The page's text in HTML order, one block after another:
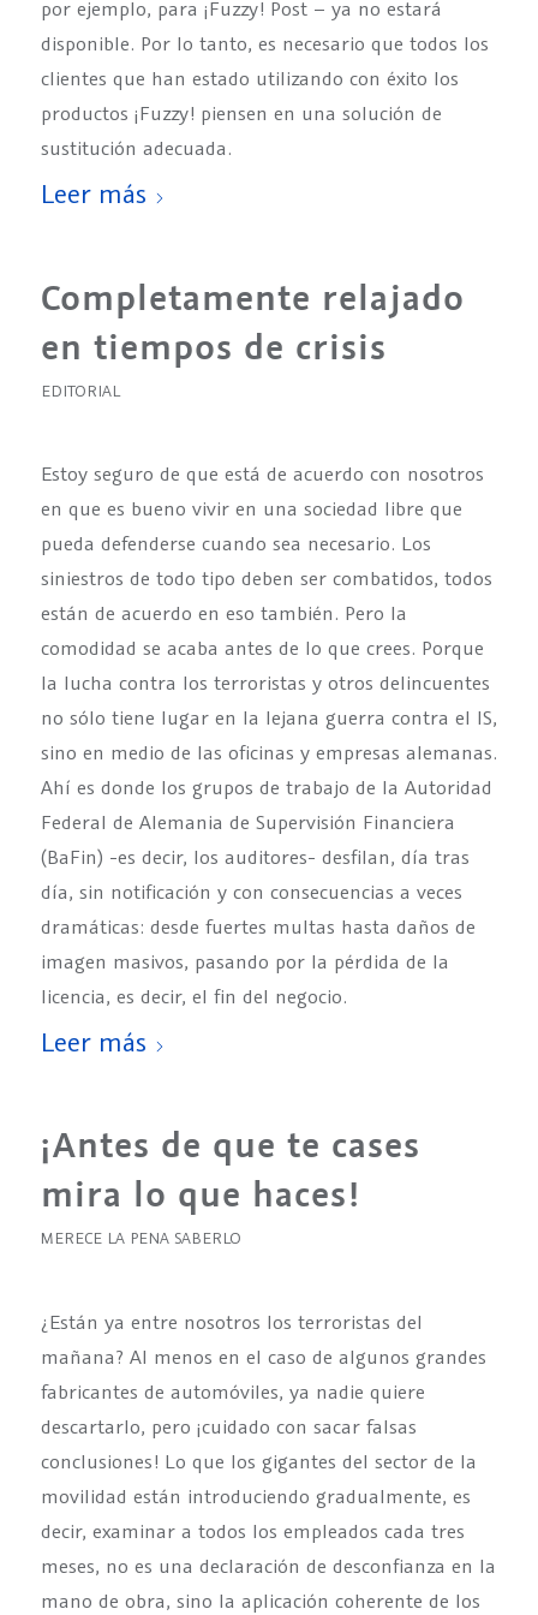
por ejemplo, para ¡Fuzzy! Post – ya no estará
disponible. Por lo tanto, es necesario que todos los
clientes que han estado utilizando con éxito los
productos ¡Fuzzy! piensen en una solución de
sustitución adecuada.
Leer más
Completamente relajado
en tiempos de crisis
EDITORIAL
Estoy seguro de que está de acuerdo con nosotros
en que es bueno vivir en una sociedad libre que
pueda defenderse cuando sea necesario. Los
siniestros de todo tipo deben ser combatidos, todos
están de acuerdo en eso también. Pero la
comodidad se acaba antes de lo que crees. Porque
la lucha contra los terroristas y otros delincuentes
no sólo tiene lugar en la lejana guerra contra el IS,
sino en medio de las oficinas y empresas alemanas.
Ahí es donde los grupos de trabajo de la Autoridad
Federal de Alemania de Supervisión Financiera
(BaFin) -es decir, los auditores- desfilan, día tras
día, sin notificación y con consecuencias a veces
dramáticas: desde fuertes multas hasta daños de
imagen masivos, pasando por la pérdida de la
licencia, es decir, el fin del negocio.
Leer más
¡Antes de que te cases
mira lo que haces!
MERECE LA PENA SABERLO
¿Están ya entre nosotros los terroristas del
mañana? Al menos en el caso de algunos grandes
fabricantes de automóviles, ya nadie quiere
descartarlo, pero ¡cuidado con sacar falsas
conclusiones! Lo que los gigantes del sector de la
movilidad están introduciendo gradualmente, es
decir, examinar a todos los empleados cada tres
meses, no es una declaración de desconfianza en la
mano de obra, sino la aplicación coherente de los